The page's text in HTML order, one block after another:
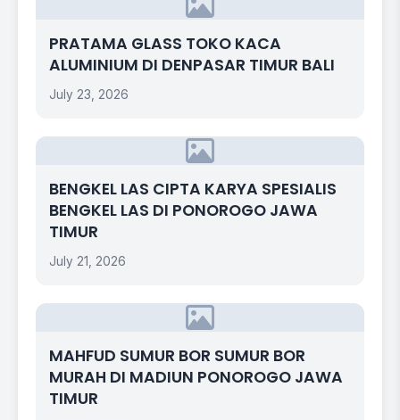
PRATAMA GLASS TOKO KACA
ALUMINIUM DI DENPASAR TIMUR BALI
July 23, 2026
BENGKEL LAS CIPTA KARYA SPESIALIS
BENGKEL LAS DI PONOROGO JAWA
TIMUR
July 21, 2026
MAHFUD SUMUR BOR SUMUR BOR
MURAH DI MADIUN PONOROGO JAWA
TIMUR